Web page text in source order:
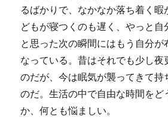
るばかりで、なかなか落ち着く暇
どもが寝つくのも遅く、やっと自
と思った次の瞬間にはもう自分が
なっている。昔はそれでも少し夜
のだが、今は眠気が襲ってきて持
のだ。生活の中で自由な時間をど
か、何とも悩ましい。